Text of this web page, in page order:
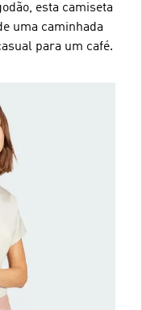
esta camiseta
uma caminhada
para um café.